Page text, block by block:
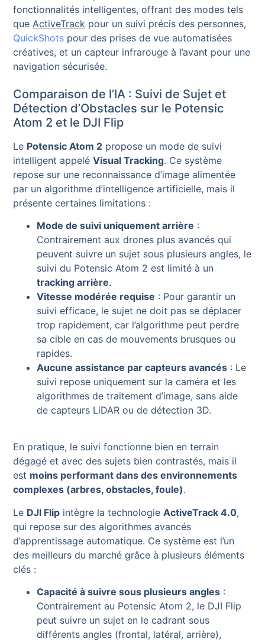
fonctionnalités intelligentes, offrant des modes tels
queActiveTrack pour un suivi précis des personnes,
QuickShots pour des prises de vue automatisées
créatives, et un capteur infrarouge à l’avant pour une
navigation sécurisée.
Comparaison de l’IA : Suivi de Sujet et
Détection d’Obstacles sur le Potensic
Atom 2 et le DJI Flip
Le Potensic Atom 2 propose un mode de suivi
intelligent appeléVisual Tracking. Ce système
repose sur une reconnaissance d’image alimentée
par un algorithme d’intelligence artificielle, mais il
présente certaines limitations :
Mode de suivi uniquement arrière :
Contrairement aux drones plus avancés qui
peuvent suivre un sujet sous plusieurs angles, le
suivi du Potensic Atom 2 est limité à un
tracking arrière.
Vitesse modérée requise : Pour garantir un
suivi efficace, le sujet ne doit pas se déplacer
trop rapidement, car l’algorithme peut perdre
sa cible en cas de mouvements brusques ou
rapides.
Aucune assistance par capteurs avancés : Le
suivi repose uniquement sur la caméra et les
algorithmes de traitement d’image, sans aide
de capteurs LiDAR ou de détection 3D.
En pratique, le suivi fonctionne bien en terrain
dégagé et avec des sujets bien contrastés, mais il
est moins performant dans des environnements
complexes (arbres, obstacles, foule).
Le DJI Flip intègre la technologieActiveTrack 4.0,
qui repose sur des algorithmes avancés
d’apprentissage automatique. Ce système est l’un
des meilleurs du marché grâce à plusieurs éléments
clés :
Capacité à suivre sous plusieurs angles :
Contrairement au Potensic Atom 2, le DJI Flip
peut suivre un sujet en le cadrant sous
différents angles (frontal, latéral, arrière),